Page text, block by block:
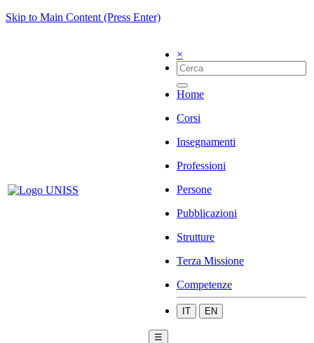
Skip to Main Content (Press Enter)
×
Home
Corsi
Insegnamenti
Professioni
Persone
Pubblicazioni
Strutture
Terza Missione
Competenze
IT EN
☰